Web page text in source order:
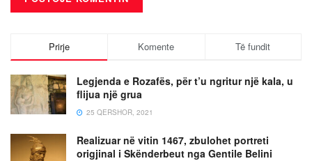
Prirje Komente Të fundit
Legjenda e Rozafës, për t’u ngritur një kala, u
flijua një grua
25 QERSHOR, 2021
Realizuar në vitin 1467, zbulohet portreti
origjinal i Skënderbeut nga Gentile Belini